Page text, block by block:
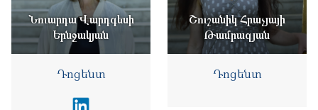
Նուարդա Վարդգեսի
Երնջակյան
Դոցենտ
Շուշանիկ Հրաչյայի
Թամրազյան
Դոցենտ